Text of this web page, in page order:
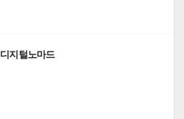
디지털노마드